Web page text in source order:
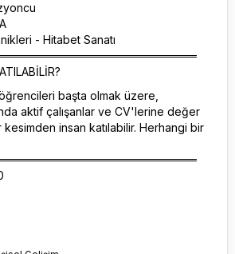
- Hitabet Sanatı
başta olmak üzere,
aktif çalışanlar ve CV'lerine değer
insan katılabilir. Herhangi bir